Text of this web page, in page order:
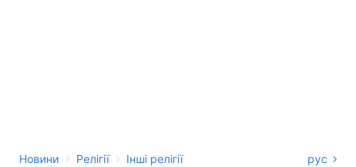
Новини › Релігії › Інші релігії рус